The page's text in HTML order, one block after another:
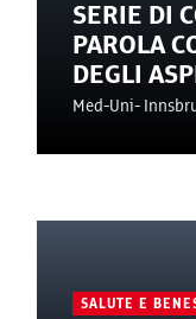
SERIE DI
PAROLA
DEGLI
Med-Uni-
SALUTE E